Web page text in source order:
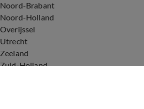
Noord-Brabant
Noord-Holland
Overijssel
Utrecht
Zeeland
Zuid-Holland